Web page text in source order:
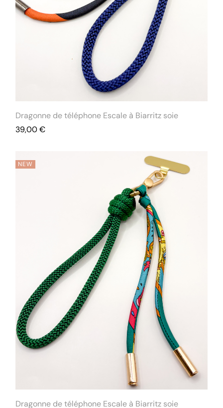
Dragonne de téléphone Escale à Biarritz soie
39,00€
NEW
Dragonne de téléphone Escale à Biarritz soie